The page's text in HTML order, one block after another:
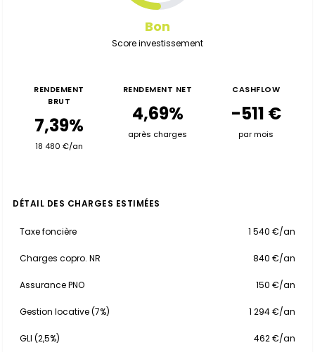
Bon
Score investissement
RENDEMENT
BRUT
7,39%
18 480 €/an
RENDEMENT NET
4,69%
après charges
CASHFLOW
-511 €
par mois
DÉTAIL DES CHARGES ESTIMÉES
Taxe foncière 1 540 €/an
Charges copro. NR 840 €/an
Assurance PNO 150 €/an
Gestion locative (7%) 1 294 €/an
GLI (2,5%) 462 €/an